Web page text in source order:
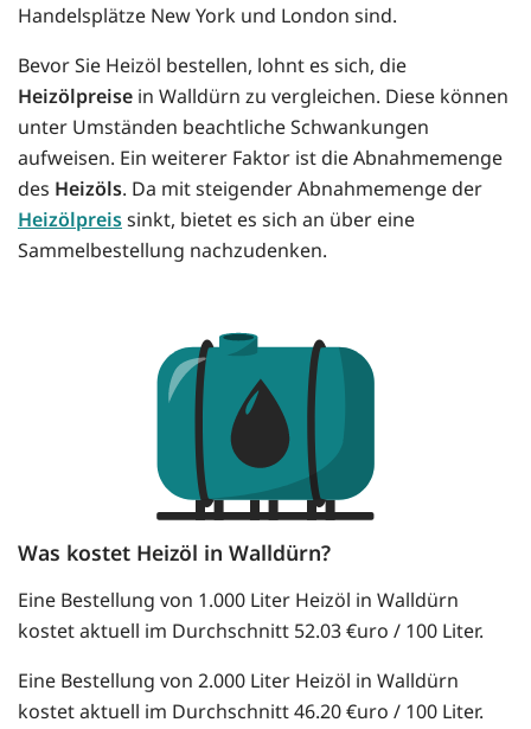
Handelsplätze New York und London sind.
Bevor Sie Heizöl bestellen, lohnt es sich, die
Heizölpreise in Walldürn zu vergleichen. Diese können
unter Umständen beachtliche Schwankungen
aufweisen. Ein weiterer Faktor ist die Abnahmemenge
des Heizöls. Da mit steigender Abnahmemenge der
Heizölpreissinkt, bietet es sich an über eine
Sammelbestellung nachzudenken.
Was kostet Heizöl in Walldürn?
Eine Bestellung von 1.000 Liter Heizöl in Walldürn
kostet aktuell im Durchschnitt 52.03 €uro / 100 Liter.
Eine Bestellung von 2.000 Liter Heizöl in Walldürn
kostet aktuell im Durchschnitt 46.20 €uro / 100 Liter.